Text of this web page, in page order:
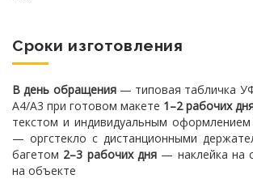
Сроки изготовления
В день обращения— типовая табличка
A4/A3 при готовом макете 1–2 рабочих
текстом и индивидуальным оформлением
— оргстекло с дистанционными
багетом 2–3 рабочих дня — наклейка на
на объекте